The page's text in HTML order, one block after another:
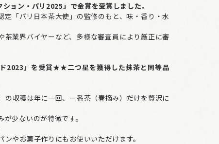
ション・パリ2025」で金賞を受賞しました。
定「パリ日本茶大使」の監修のもと、味・香り・水
茶業界バイヤーなど、多様な審査員により厳正に審
ド2023」を受賞★★二つ星を獲得した抹茶と同等品
の収穫は年に一回、一番茶（春摘み）だけを贅沢に
少ないのが特徴です。
やお菓子作りにもお使いいただけます。